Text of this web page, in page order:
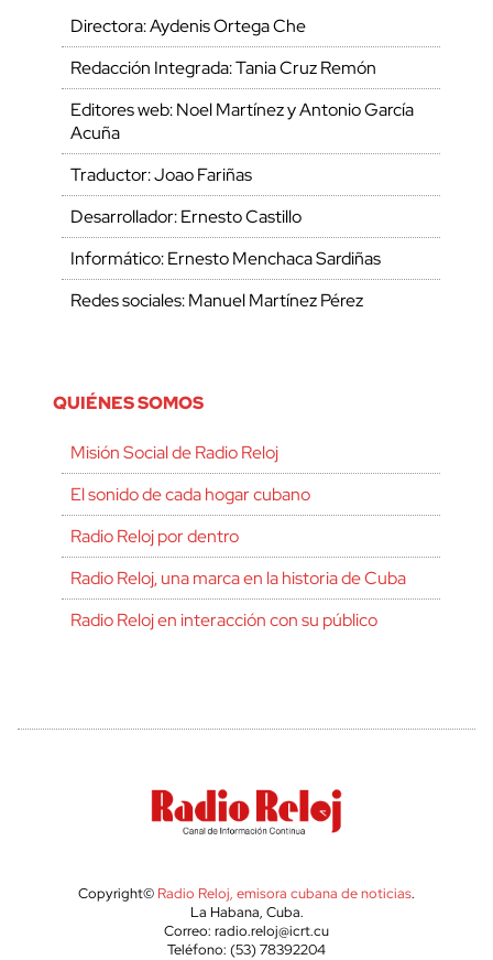
Directora: Aydenis Ortega Che
Redacción Integrada: Tania Cruz Remón
Editores web: Noel Martínez y Antonio García
Acuña
Traductor: Joao Fariñas
Desarrollador: Ernesto Castillo
Informático: Ernesto Menchaca Sardiñas
Redes sociales: Manuel Martínez Pérez
QUIÉNES SOMOS
Misión Social de Radio Reloj
El sonido de cada hogar cubano
Radio Reloj por dentro
Radio Reloj, una marca en la historia de Cuba
Radio Reloj en interacción con su público
Copyright© Radio Reloj, emisora cubana de noticias.
La Habana, Cuba.
Correo: radio.reloj@icrt.cu
Teléfono: (53) 78392204